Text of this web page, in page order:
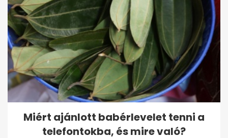
Miért ajánlott babérlevelet tenni a
telefontokba, és mire való?